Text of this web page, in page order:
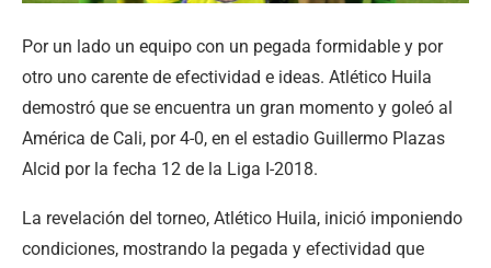
Por un lado un equipo con un pegada formidable y por
otro uno carente de efectividad e ideas. Atlético Huila
demostró que se encuentra un gran momento y goleó al
América de Cali, por 4-0, en el estadio Guillermo Plazas
Alcid por la fecha 12 de la Liga I-2018.
La revelación del torneo, Atlético Huila, inició imponiendo
condiciones, mostrando la pegada y efectividad que